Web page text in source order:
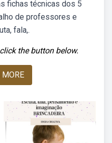
fichas técnicas dos 5
de professores e
fala,.
the button below.
MORE